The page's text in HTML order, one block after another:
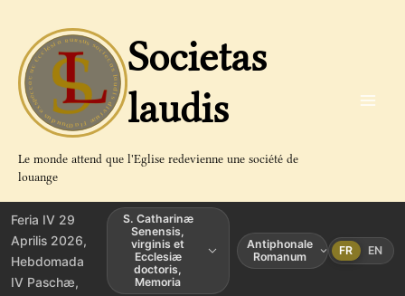
contenu
Societas
laudis
Le monde attend que l'Eglise redevienne une société de
louange
Feria IV 29
Aprilis 2026,
Hebdomada
IV Paschæ,
S. Catharinæ
Senensis,
virginis et
Ecclesiæ
doctoris,
Memoria
Antiphonale
Romanum
FR EN